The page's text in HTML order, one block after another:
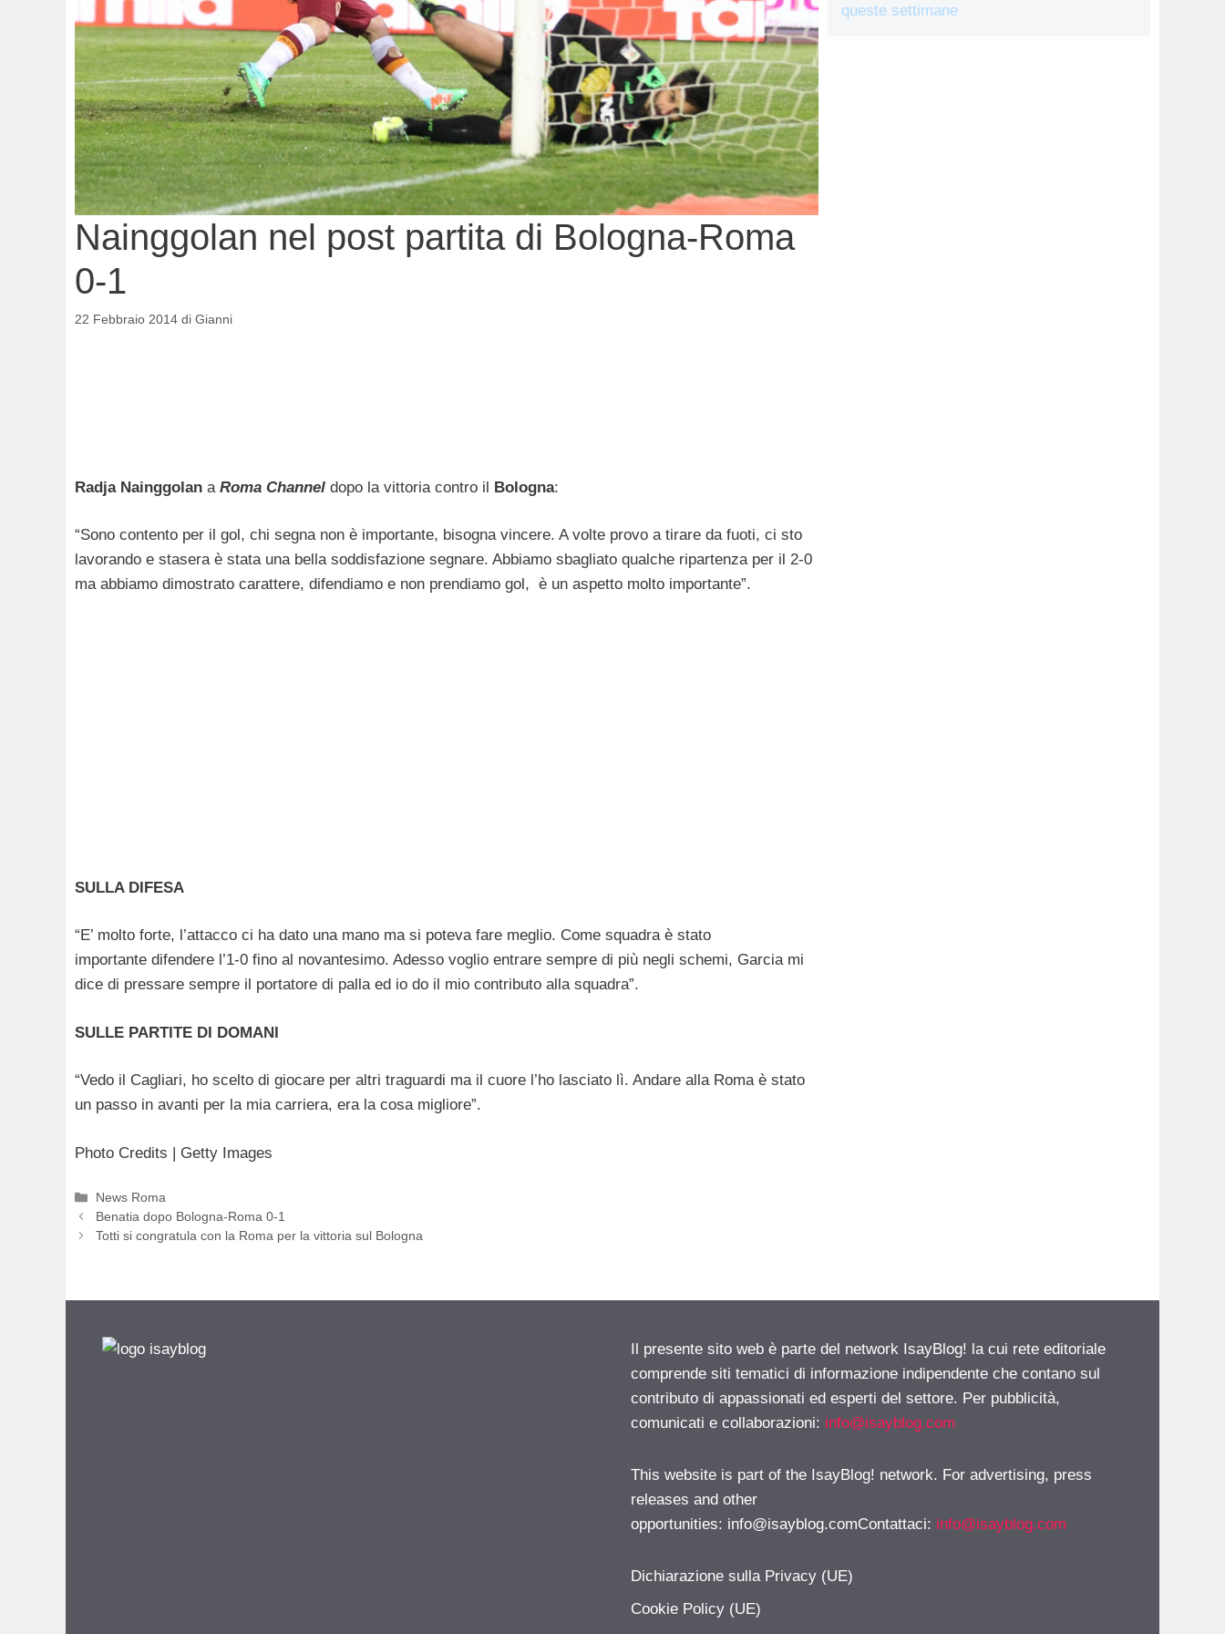
Nainggolan nel post partita di Bologna-Roma
0-1
22 Febbraio 2014 di Gianni
Radja Nainggolan a Roma Channel dopo la vittoria contro il Bologna:
“Sono contento per il gol, chi segna non è importante, bisogna vincere. A volte provo a tirare da fuoti, ci sto
lavorando e stasera è stata una bella soddisfazione segnare. Abbiamo sbagliato qualche ripartenza per il 2-0
ma abbiamo dimostrato carattere, difendiamo e non prendiamo gol, è un aspetto molto importante”.
SULLA DIFESA
“E’ molto forte, l’attacco ci ha dato una mano ma si poteva fare meglio. Come squadra è stato
importante difendere l’1-0 fino al novantesimo. Adesso voglio entrare sempre di più negli schemi, Garcia mi
dice di pressare sempre il portatore di palla ed io do il mio contributo alla squadra”.
SULLE PARTITE DI DOMANI
“Vedo il Cagliari, ho scelto di giocare per altri traguardi ma il cuore l’ho lasciato lì. Andare alla Roma è stato
un passo in avanti per la mia carriera, era la cosa migliore”.
Photo Credits | Getty Images
Categorie
News Roma
Benatia dopo Bologna-Roma 0-1
Totti si congratula con la Roma per la vittoria sul Bologna
queste settimane
Il presente sito web è parte del network IsayBlog! la cui rete editoriale
comprende siti tematici di informazione indipendente che contano sul
contributo di appassionati ed esperti del settore. Per pubblicità,
comunicati e collaborazioni: info@isayblog.com
This website is part of the IsayBlog! network. For advertising, press
releases and other
opportunities: info@isayblog.comContattaci: info@isayblog.com
Dichiarazione sulla Privacy (UE)
Cookie Policy (UE)